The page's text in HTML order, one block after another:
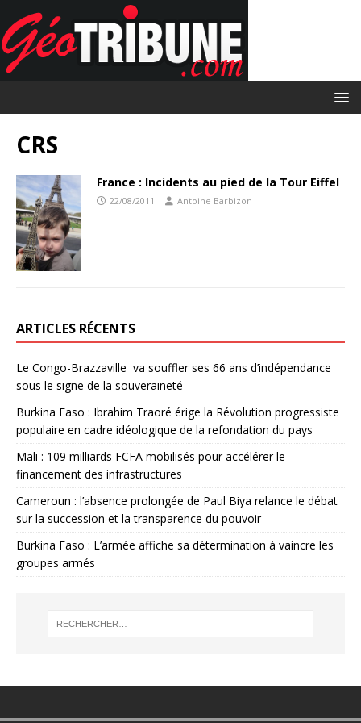
CRS
France : Incidents au pied de la Tour Eiffel
22/08/2011 Antoine Barbizon
ARTICLES RÉCENTS
Le Congo-Brazzaville va souffler ses 66 ans d’indépendance
sous le signe de la souveraineté
Burkina Faso : Ibrahim Traoré érige la Révolution progressiste
populaire en cadre idéologique de la refondation du pays
Mali : 109 milliards FCFA mobilisés pour accélérer le
financement des infrastructures
Cameroun : l’absence prolongée de Paul Biya relance le débat
sur la succession et la transparence du pouvoir
Burkina Faso : L’armée affiche sa détermination à vaincre les
groupes armés